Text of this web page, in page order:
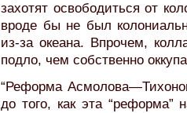
захотят освободиться от
вроде бы не был
из-за океана. Впрочем,
подло, чем собственно
“Реформа
до того, как эта “реформа”